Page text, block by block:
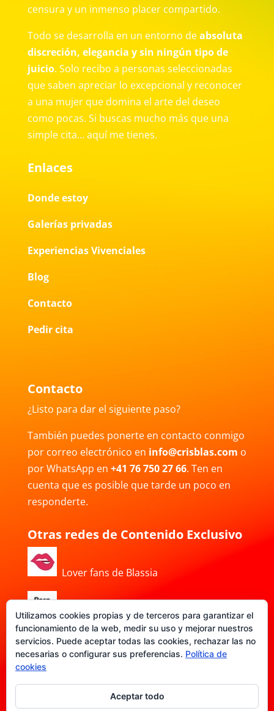
censura y un inmenso placer compartido.
Todo se desarrolla en un entorno deabsoluta
discreción, elegancia y sin ningún tipo de
juicio. Solo recibo a personas seleccionadas
que saben apreciar lo excepcional y reconocer
a una mujer que domina el arte del deseo
como pocas. Si buscas mucho más que una
simple cita… aquí me tienes.
Enlaces
Donde estoy
Galerías privadas
Experiencias Vivenciales
Blog
Contacto
Pedir cita
Contacto
¿Listo para dar el siguiente paso?
También puedes ponerte en contacto conmigo
por correo electrónico en info@crisblas.com o
por WhatsApp en +41 76 750 27 66. Ten en
cuenta que es posible que tarde un poco en
responderte.
Otras redes de Contenido Exclusivo
Lover fans de Blassia
Porn Hub de Blassia
DATE-FANS de Blassia
Utilizamos cookies propias y de terceros para garantizar el
funcionamiento de la web, medir su uso y mejorar nuestros
servicios. Puede aceptar todas las cookies, rechazar las no
necesarias o configurar sus preferencias. Política de
cookies
Aceptar todo